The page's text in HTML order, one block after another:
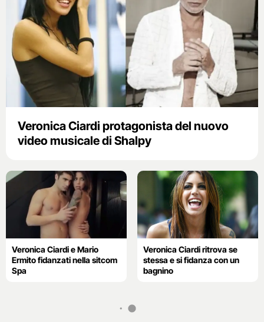
Veronica Ciardi protagonista del nuovo
video musicale di Shalpy
Veronica Ciardi e Mario
Ermito fidanzati nella sitcom
Spa
Veronica Ciardi ritrova se
stessa e si fidanza con un
bagnino